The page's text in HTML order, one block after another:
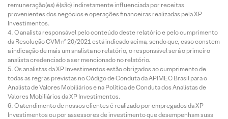
remuneração(es) é(são) indiretamente influenciada por receitas
provenientes dos negócios e operações financeiras realizadas pela XP
Investimentos.
O analista responsável pelo conteúdo deste relatório e pelo cumprimento
da Resolução CVM nº 20/2021 está indicado acima, sendo que, caso constem
a indicação de mais um analista no relatório, o responsável será o primeiro
analista credenciado a ser mencionado no relatório.
Os analistas da XP Investimentos estão obrigados ao cumprimento de
todas as regras previstas no Código de Conduta da APIMEC Brasil para o
Analista de Valores Mobiliários e na Política de Conduta dos Analistas de
Valores Mobiliários da XP Investimentos.
O atendimento de nossos clientes é realizado por empregados da XP
Investimentos ou por assessores de investimento que desempenham suas